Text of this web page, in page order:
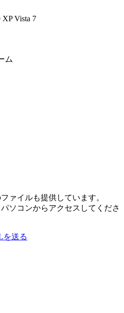
XP Vista 7
ム
ァイルも提供しています。
ソコンからアクセスしてくださ
を送る